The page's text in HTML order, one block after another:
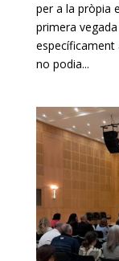
per a la pròpia
primera vegada
específicament
no podia...